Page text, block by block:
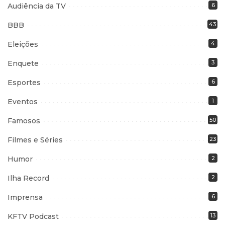
Audiência da TV 6
BBB 43
Eleições 4
Enquete 3
Esportes 6
Eventos 1
Famosos 50
Filmes e Séries 23
Humor 2
Ilha Record 2
Imprensa 6
KFTV Podcast 13